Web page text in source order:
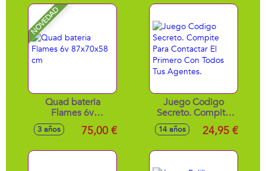
NOVEDAD
Quad bateria
Flames 6v
87x70x58 cm
3 años 75,00 €
Juego Codigo
Secreto. Compite
Para Contactar El
Primero Con Todos
14 años 24,95 €